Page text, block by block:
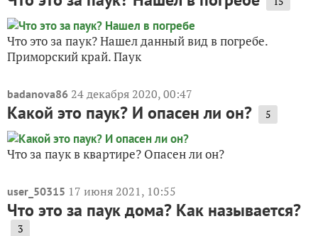
Что это за паук? Нашел данный вид в погребе.
Приморский край. Паук
badanova86 24 декабря 2020, 00:47
Какой это паук? И опасен ли он? 5
Что за паук в квартире? Опасен ли он?
user_50315 17 июня 2021, 10:55
Что это за паук дома? Как называется?
3